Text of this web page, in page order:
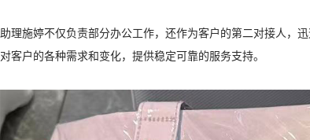
助理施婷不仅负责部分办公工作，还作为客户的第二对接人，
对客户的各种需求和变化，提供稳定可靠的服务支持。